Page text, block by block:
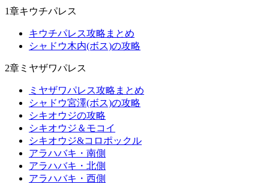
1章キウチパレス
キウチパレス攻略まとめ
シャドウ木内(ボス)の攻略
2章ミヤザワパレス
ミヤザワパレス攻略まとめ
シャドウ宮澤(ボス)の攻略
シキオウジの攻略
シキオウジ＆モコイ
シキオウジ&コロポックル
アラハバキ・南側
アラハバキ・北側
アラハバキ・西側